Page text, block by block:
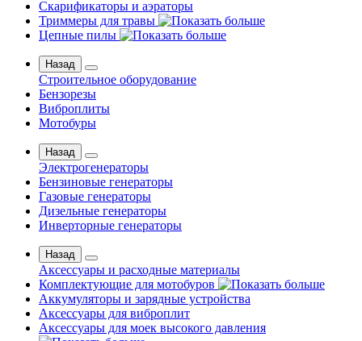
Скарификаторы и аэраторы
Триммеры для травы
Цепные пилы
Назад
Строительное оборудование
Бензорезы
Виброплиты
Мотобуры
Назад
Электрогенераторы
Бензиновые генераторы
Газовые генераторы
Дизельные генераторы
Инверторные генераторы
Назад
Аксессуары и расходные материалы
Комплектующие для мотобуров
Аккумуляторы и зарядные устройства
Аксессуары для виброплит
Аксессуары для моек высокого давления